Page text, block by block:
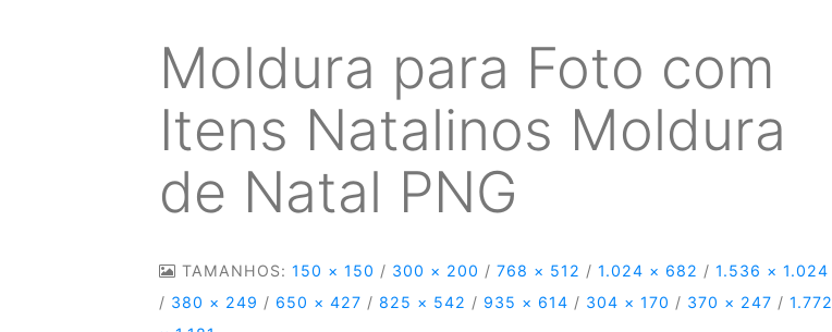
Moldura para Foto com
Itens Natalinos Moldura
de Natal PNG
TAMANHOS:150 × 150 / 300 × 200 / 768 × 512 / 1.024 × 682 / 1.536 × 1.024
/ 380 × 249 / 650 × 427 / 825 × 542 / 935 × 614 / 304 × 170 / 370 × 247 / 1.772